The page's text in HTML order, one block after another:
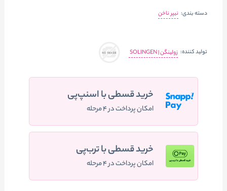
دسته بندی: نیپر ناخن
تولید کننده: زولینگن | SOLINGEN
خرید قسطی با اسنپ‌پی
امکان پرداخت در ۴ مرحله
خرید قسطی با ترب‌پی
امکان پرداخت در ۴ مرحله